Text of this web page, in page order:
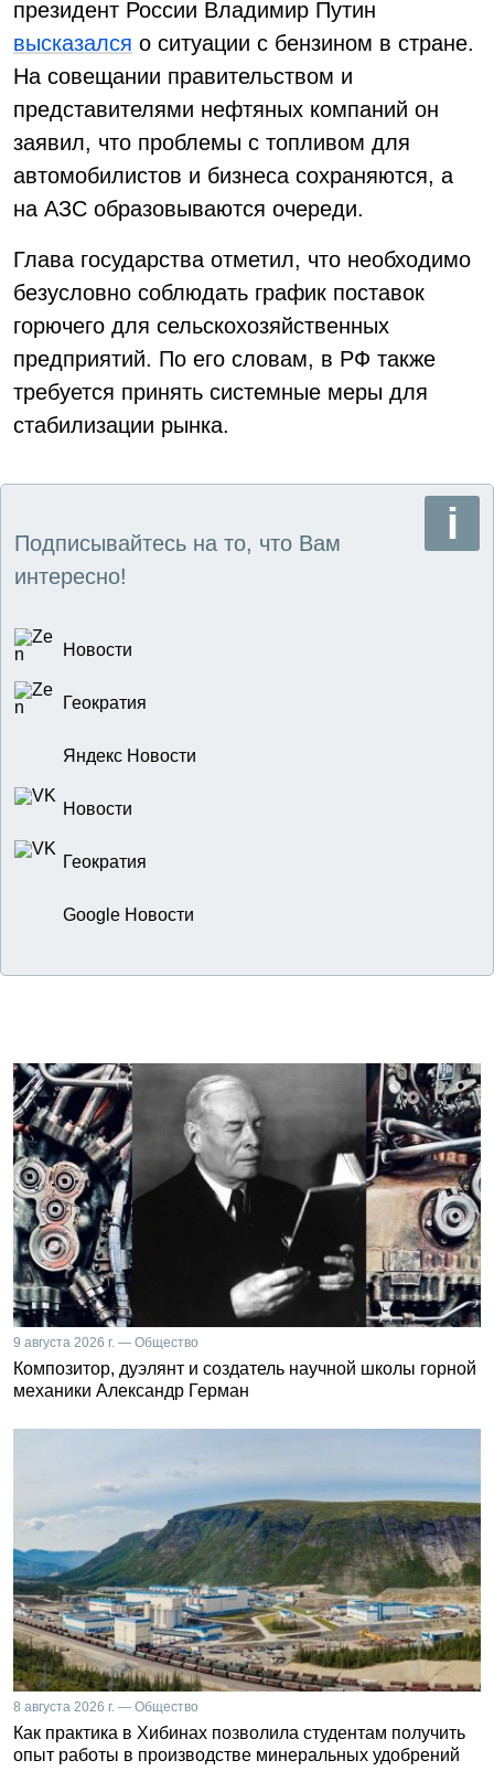
президент России Владимир Путин
высказался о ситуации с бензином в стране.
На совещании правительством и
представителями нефтяных компаний он
заявил, что проблемы с топливом для
автомобилистов и бизнеса сохраняются, а
на АЗС образовываются очереди.
Глава государства отметил, что необходимо
безусловно соблюдать график поставок
горючего для сельскохозяйственных
предприятий. По его словам, в РФ также
требуется принять системные меры для
стабилизации рынка.
Подписывайтесь на то, что Вам
интересно!
Новости
Геократия
Яндекс Новости
Новости
Геократия
Google Новости
9 августа 2026 г. — Общество
Композитор, дуэлянт и создатель научной школы горной
механики Александр Герман
8 августа 2026 г. — Общество
Как практика в Хибинах позволила студентам получить
опыт работы в производстве минеральных удобрений